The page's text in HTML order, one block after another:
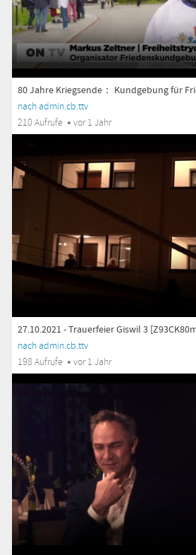
80 Jahre Kriegsende： Kundgebung für
nach admin.cb.ttv
210 Aufrufe
vor 1 Jahr
27.10.2021 - Trauerfeier Giswil 3
nach admin.cb.ttv
198 Aufrufe
vor 1 Jahr